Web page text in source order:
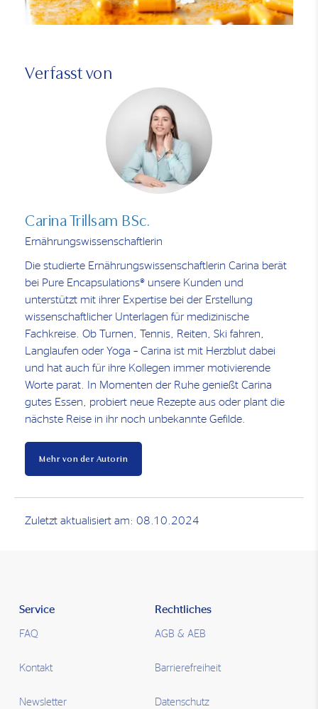
Verfasst von
Carina Trillsam BSc.
Ernährungswissenschaftlerin
Die studierte Ernährungswissenschaftlerin Carina berät
bei Pure Encapsulations® unsere Kunden und
unterstützt mit ihrer Expertise bei der Erstellung
wissenschaftlicher Unterlagen für medizinische
Fachkreise. Ob Turnen, Tennis, Reiten, Ski fahren,
Langlaufen oder Yoga – Carina ist mit Herzblut dabei
und hat auch für ihre Kollegen immer motivierende
Worte parat. In Momenten der Ruhe genießt Carina
gutes Essen, probiert neue Rezepte aus oder plant die
nächste Reise in ihr noch unbekannte Gefilde.
Mehr von der Autorin
Zuletzt aktualisiert am: 08.10.2024
Service
FAQ
Kontakt
Newsletter
Rechtliches
AGB & AEB
Barrierefreiheit
Datenschutz